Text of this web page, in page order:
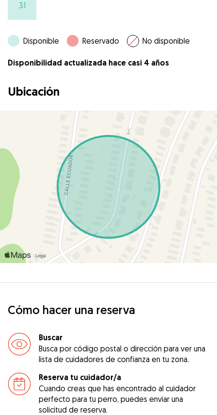
31
Disponible Reservado No disponible
Disponibilidad actualizada hace casi 4 años
Ubicación
Cómo hacer una reserva
Buscar
Busca por código postal o dirección para ver una
lista de cuidadores de confianza en tu zona.
Reserva tu cuidador/a
Cuando creas que has encontrado al cuidador
perfecto para tu perro, puedes enviar una
solicitud de reserva.